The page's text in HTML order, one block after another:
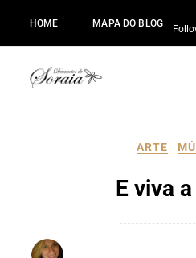
HOME MAPA DO BLOG
ARTE
E viva